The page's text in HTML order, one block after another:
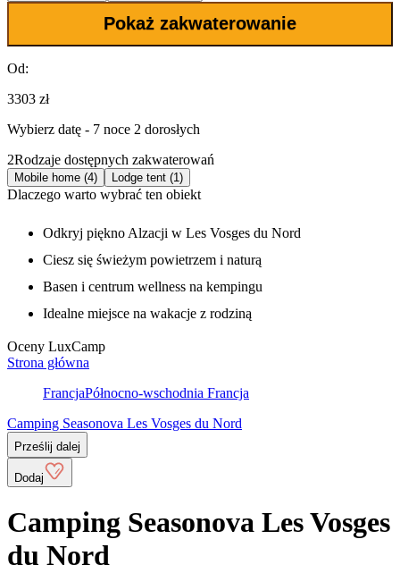
Pokaż zakwaterowanie
Od:
3303 zł
Wybierz datę - 7 noce 2 dorosłych
2Rodzaje dostępnych zakwaterowań
Mobile home (4) Lodge tent (1)
Dlaczego warto wybrać ten obiekt
Odkryj piękno Alzacji w Les Vosges du Nord
Ciesz się świeżym powietrzem i naturą
Basen i centrum wellness na kempingu
Idealne miejsce na wakacje z rodziną
Oceny LuxCamp
Strona główna
FrancjaPółnocno-wschodnia Francja
Camping Seasonova Les Vosges du Nord
Prześlij dalej
Dodaj
Camping Seasonova Les Vosges
du Nord